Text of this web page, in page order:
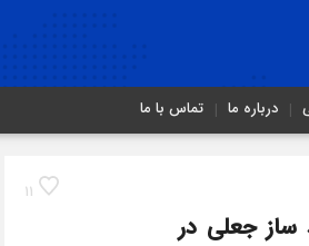
درباره ما تماس با ما
11
ساز جعلی در